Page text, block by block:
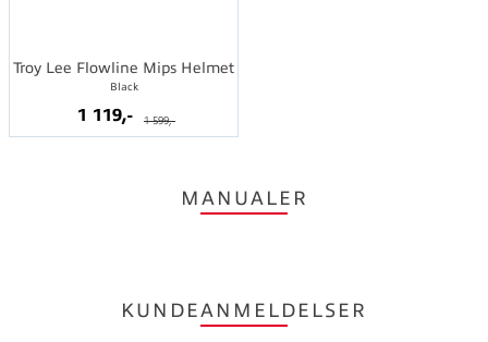
Troy Lee Flowline Mips Helmet
Black
1 119,- 1 599,-
MANUALER
KUNDEANMELDELSER